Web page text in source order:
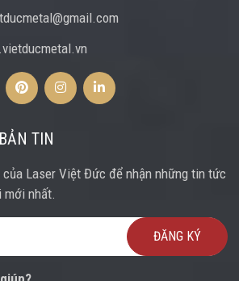
PinterestInstagramInstagram
TIN
Laser Việt Đức để nhận những tin tức
nhất.